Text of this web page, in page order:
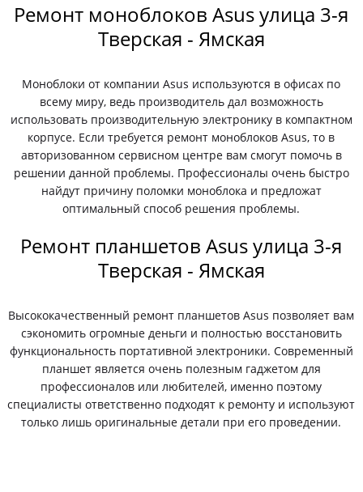
Ремонт моноблоков Asus улица 3-я
Тверская - Ямская
Моноблоки от компании Asus используются в офисах по
всему миру, ведь производитель дал возможность
использовать производительную электронику в компактном
корпусе. Если требуется ремонт моноблоков Asus, то в
авторизованном сервисном центре вам смогут помочь в
решении данной проблемы. Профессионалы очень быстро
найдут причину поломки моноблока и предложат
оптимальный способ решения проблемы.
Ремонт планшетов Asus улица 3-я
Тверская - Ямская
Высококачественный ремонт планшетов Asus позволяет вам
сэкономить огромные деньги и полностью восстановить
функциональность портативной электроники. Современный
планшет является очень полезным гаджетом для
профессионалов или любителей, именно поэтому
специалисты ответственно подходят к ремонту и используют
только лишь оригинальные детали при его проведении.